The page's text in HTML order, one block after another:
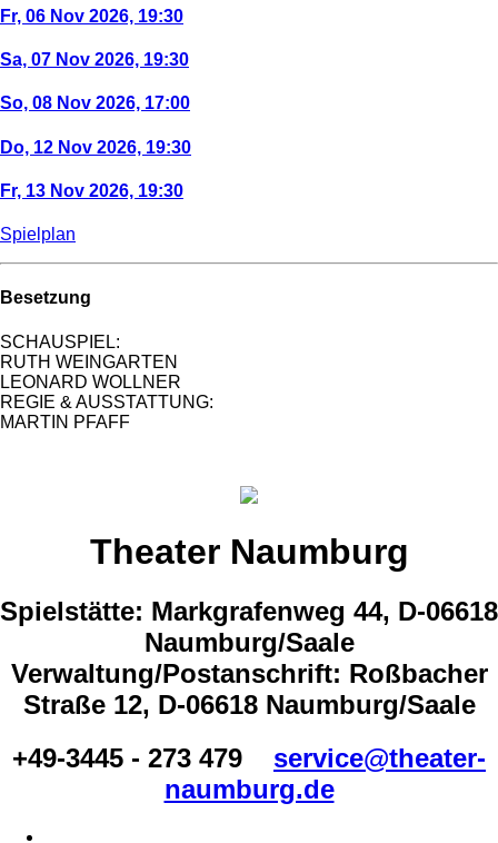
Fr, 06 Nov 2026, 19:30
Sa, 07 Nov 2026, 19:30
So, 08 Nov 2026, 17:00
Do, 12 Nov 2026, 19:30
Fr, 13 Nov 2026, 19:30
Spielplan
Besetzung
SCHAUSPIEL:
RUTH WEINGARTEN
LEONARD WOLLNER
REGIE & AUSSTATTUNG:
MARTIN PFAFF
Theater Naumburg
Spielstätte: Markgrafenweg 44, D-06618
Naumburg/Saale
Verwaltung/Postanschrift: Roßbacher
Straße 12, D-06618 Naumburg/Saale
+49-3445 - 273 479
service@theater-
naumburg.de